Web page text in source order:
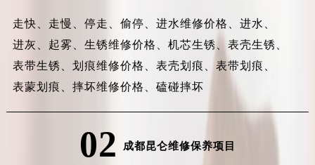
走快、 走慢、 停走、 偷停、 进水维修价格、 进水、
进灰、 起雾、 生锈维修价格、 机芯生锈、 表壳生锈、
表带生锈、 划痕维修价格、 表壳划痕、 表带划痕、
表蒙划痕、 摔坏维修价格、 磕碰摔坏
02 成都昆仑维修保养项目